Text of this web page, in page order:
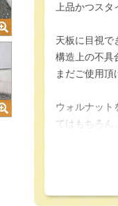
上品かつス
天板に目視で
構造上の不具
まだご使用頂
ウォルナット
てはもちろん
直線的なフ